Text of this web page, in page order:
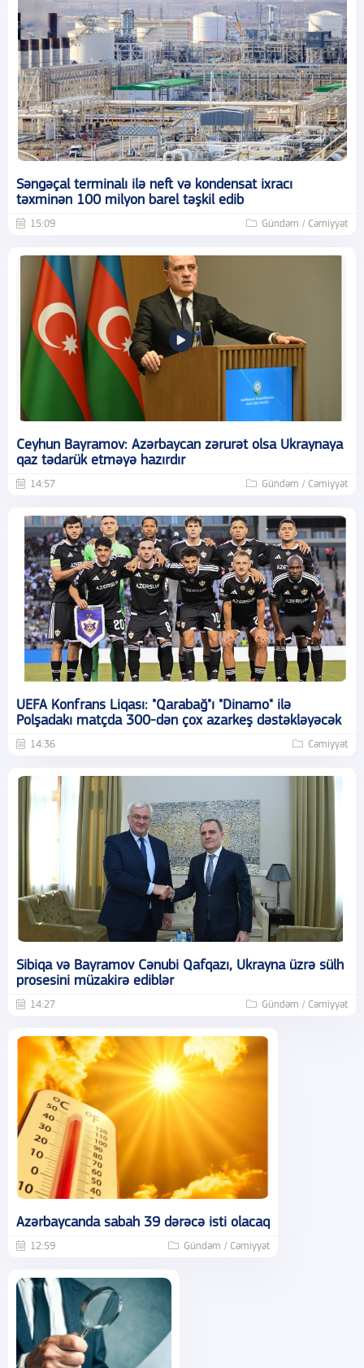
Səngəçal terminalı ilə neft və kondensat ixracı
təxminən 100 milyon barel təşkil edib
15:09 Gündəm / Cəmiyyət
Ceyhun Bayramov: Azərbaycan zərurət olsa Ukraynaya
qaz tədarük etməyə hazırdır
14:57 Gündəm / Cəmiyyət
UEFA Konfrans Liqası: "Qarabağ"ı "Dinamo" ilə
Polşadakı matçda 300-dən çox azarkeş dəstəkləyəcək
14:36 Cəmiyyət
Sibiqa və Bayramov Cənubi Qafqazı, Ukrayna üzrə sülh
prosesini müzakirə ediblər
14:27 Gündəm / Cəmiyyət
Azərbaycanda sabah 39 dərəcə isti olacaq
12:59 Gündəm / Cəmiyyət